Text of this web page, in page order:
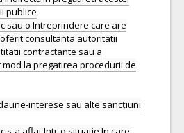
publice
sau o Intreprindere care are
consultanta autoritatii
contractante sau a
la pregatirea procedurii de
interese sau alte sancțiuni